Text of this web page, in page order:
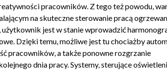
pracowników. Z tego też powodu,
na skuteczne sterowanie pracą
jest w stanie wprowadzić
Dzięki temu, możliwe jest tu chociażby
pracowników, a także ponowne rozgrzanie
dnia pracy. Systemy, sterujące